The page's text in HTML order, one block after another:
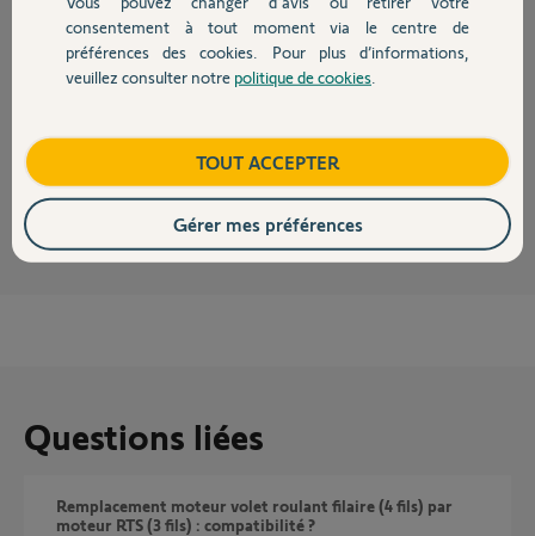
Devis avec un pro
Contact
configurer le sens de rotation (il doit être plus puissant à la montée qu'à
affleurante à la fin) et la zône d'accostage bien enregistrée suivant :
https://forum.somfy.fr/questions/2016475-faq-programmer-
Cordialement
Questions liées
Remplacement moteur volet roulant filaire (4 fils) par
moteur RTS (3 fils) : compatibilité ?
consentement à tout moment via le centre de
préférences des cookies. Pour plus d’informations,
veuillez consulter notre politique de cookies
TOUT ACCEPTER
Gérer mes préférences